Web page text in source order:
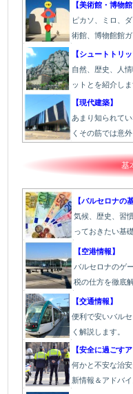
【美術館・博物館
ピカソ、ミロ、
術館、博物館館ガ
【シュートトリ
自然、歴史、人
ットとを紹介しま
【現代建築】
あまり知られて
くその筋では意外
基
【バルセロナの
気候、歴史、習
っておきたい基
【空港情報】
バルセロナのゲ
税の仕方を徹底解
【交通情報】
便利で安いバル
く解説します。
【安全に過ごす
何かと不安な治
新情報＆アドバイ